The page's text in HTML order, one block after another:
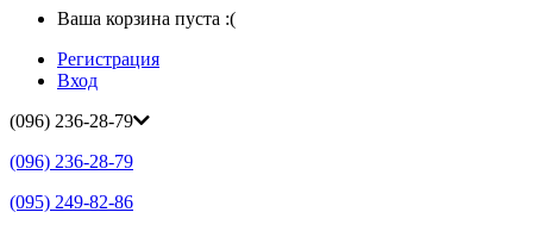
Ваша корзина пуста :(
Регистрация
Вход
(096) 236-28-79
(096) 236-28-79
(095) 249-82-86